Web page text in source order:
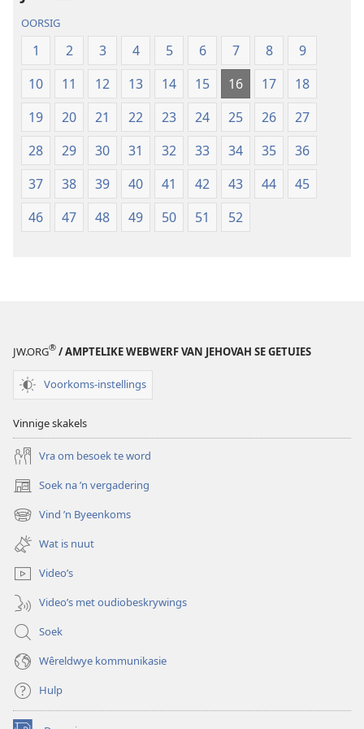
hersiening)
(2019-
hersiening)
OORSIG
1 2 3 4 5 6 7 8
9
10
11 12 13 14 15 16 17
18
19
20 21 22 23 24 25 26
27
28
29 30 31 32 33 34 35
36
37
38 39 40 41 42 43 44
45
46
47 48 49 50 51 52
JW.ORG® / AMPTELIKE WEBWERF VAN JEHOVAH SE GETUIES
Voorkoms-instellings
Vinnige skakels
Vra om besoek te word
Soek na ’n vergadering
(maak
nuwe
venster
oop)
Vind ’n Byeenkoms
(maak
nuwe
venster
oop)
Wat is nuut
Video’s
Video’s met oudiobeskrywings
Soek
Wêreldwye kommunikasie
Hulp